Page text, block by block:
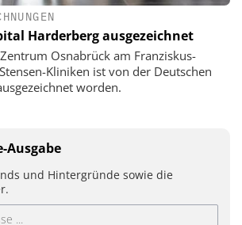
Harderberg ausgezeichnet
Osnabrück am Franziskus-
Kliniken ist von der Deutschen
worden.
Ausgabe
und Hintergründe sowie die